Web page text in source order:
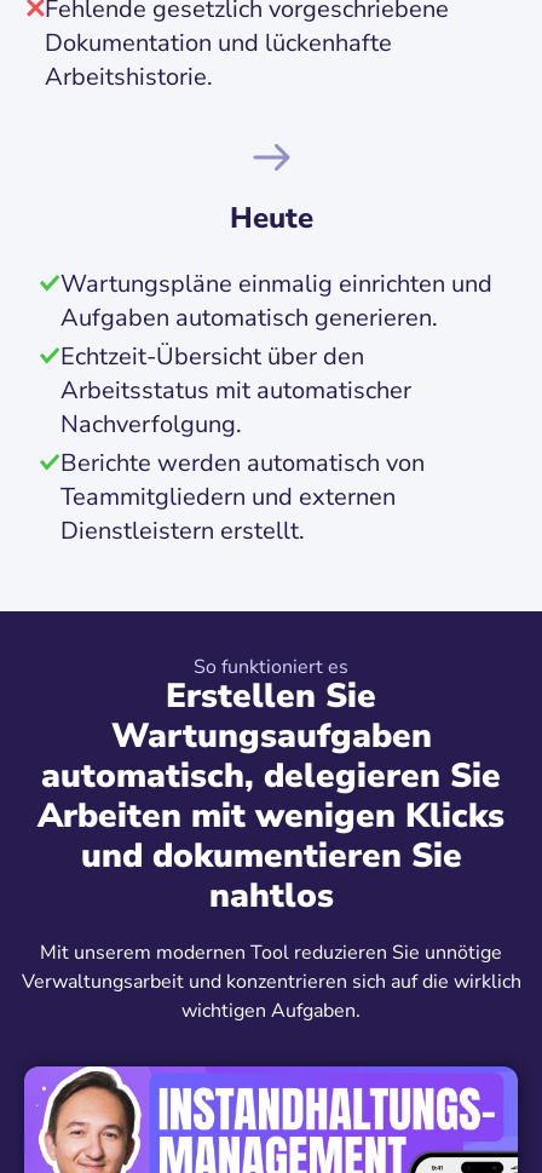
Fehlende gesetzlich vorgeschriebene
Dokumentation und lückenhafte
Arbeitshistorie.
Heute
Wartungspläne einmalig einrichten und
Aufgaben automatisch generieren.
Echtzeit-Übersicht über den
Arbeitsstatus mit automatischer
Nachverfolgung.
Berichte werden automatisch von
Teammitgliedern und externen
Dienstleistern erstellt.
So funktioniert es
Erstellen Sie
Wartungsaufgaben
automatisch, delegieren Sie
Arbeiten mit wenigen Klicks
und dokumentieren Sie
nahtlos
Mit unserem modernen Tool reduzieren Sie unnötige
Verwaltungsarbeit und konzentrieren sich auf die wirklich
wichtigen Aufgaben.